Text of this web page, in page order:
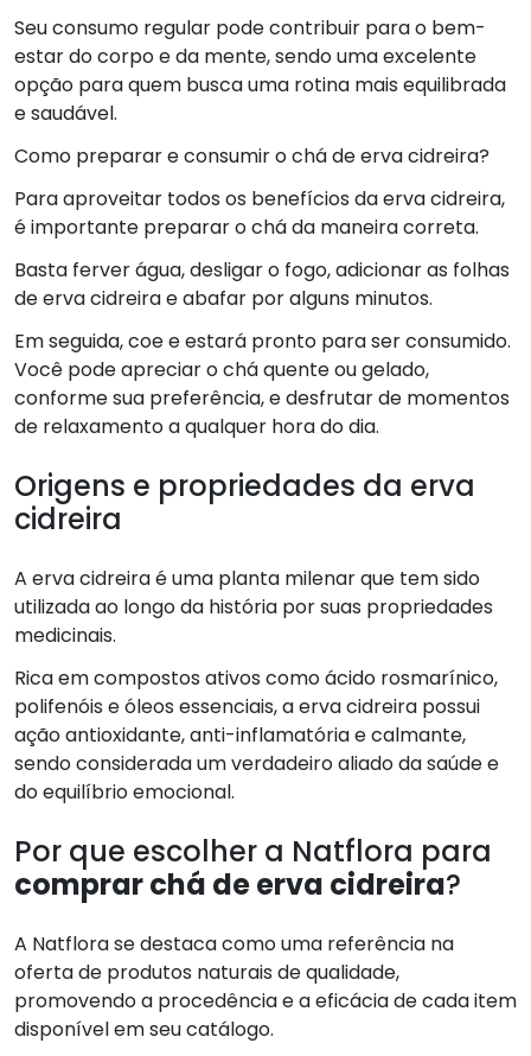
Seu consumo regular pode contribuir para o bem-
estar do corpo e da mente, sendo uma excelente
opção para quem busca uma rotina mais equilibrada
e saudável.
Como preparar e consumir o chá de erva cidreira?
Para aproveitar todos os benefícios da erva cidreira,
é importante preparar o chá da maneira correta.
Basta ferver água, desligar o fogo, adicionar as folhas
de erva cidreira e abafar por alguns minutos.
Em seguida, coe e estará pronto para ser consumido.
Você pode apreciar o chá quente ou gelado,
conforme sua preferência, e desfrutar de momentos
de relaxamento a qualquer hora do dia.
Origens e propriedades da erva
cidreira
A erva cidreira é uma planta milenar que tem sido
utilizada ao longo da história por suas propriedades
medicinais.
Rica em compostos ativos como ácido rosmarínico,
polifenóis e óleos essenciais, a erva cidreira possui
ação antioxidante, anti-inflamatória e calmante,
sendo considerada um verdadeiro aliado da saúde e
do equilíbrio emocional.
Por que escolher a Natflora para
comprar chá de erva cidreira?
A Natflora se destaca como uma referência na
oferta de produtos naturais de qualidade,
promovendo a procedência e a eficácia de cada item
disponível em seu catálogo.